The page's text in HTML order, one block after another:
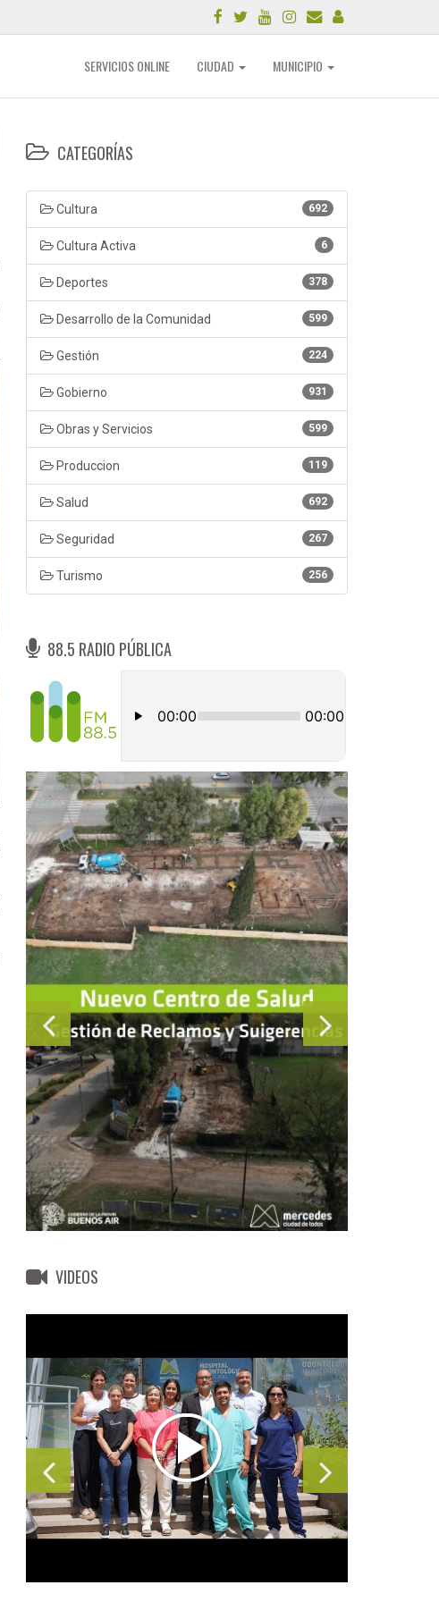
SERVICIOS ONLINE CIUDAD MUNICIPIO
CATEGORÍAS
692
Cultura
6
Cultura Activa
378
Deportes
599
Desarrollo de la Comunidad
224
Gestión
931
Gobierno
599
Obras y Servicios
119
Produccion
692
Salud
267
Seguridad
256
Turismo
88.5 RADIO PÚBLICA
VIDEOS